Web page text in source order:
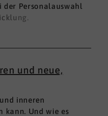
der Personalauswahl
und neue,
inneren
kann. Und wie es